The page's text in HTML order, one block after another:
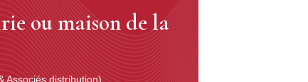
ou maison de la
Associés distribution)